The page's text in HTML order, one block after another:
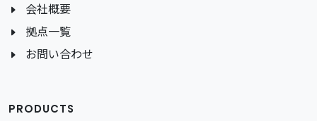
会社概要
拠点一覧
お問い合わせ
PRODUCTS